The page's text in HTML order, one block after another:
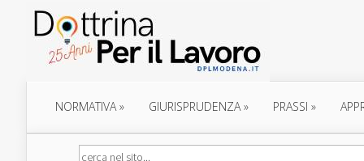
NORMATIVA» GIURISPRUDENZA» PRASSI »